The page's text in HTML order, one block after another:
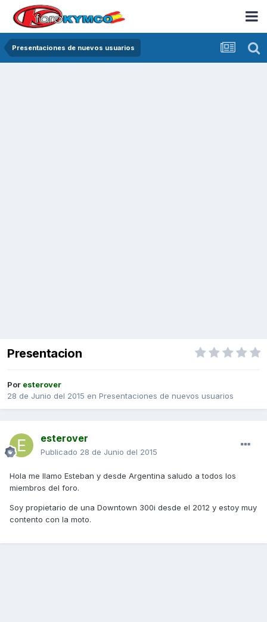
Presentaciones de nuevos usuarios
Presentacion
Por esterover
28 de Junio del 2015 en Presentaciones de nuevos usuarios
esterover
Publicado 28 de Junio del 2015
Hola me llamo Esteban y desde Argentina saludo a todos los
miembros del foro.
Soy propietario de una Downtown 300i desde el 2012 y estoy muy
contento con la moto.